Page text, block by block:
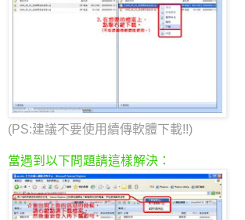
(PS:建議不要使用續傳軟體下載!!)
當遇到以下問題請這樣解決：